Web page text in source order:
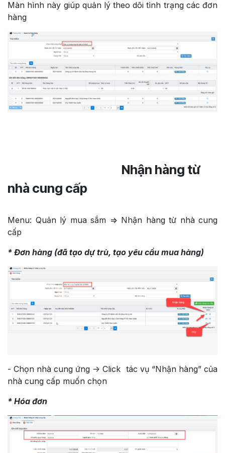
Màn hình này giúp quản lý theo dõi tình trạng các đơn
hàng
​Nhận hàng từ
nhà cung cấp
Menu: Quản lý mua sắm => Nhận hàng từ nhà cung
cấp
* Đơn hàng (đã tạo dự trù, tạo yêu cầu mua hàng)
- Chọn nhà cung ứng -> Click tác vụ “Nhận hàng” của
nhà cung cấp muốn chọn
* Hóa đơn